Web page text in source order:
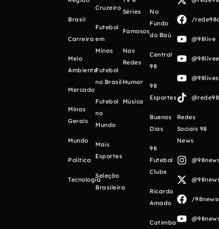
Brasil
Carreira
Meio
Ambiente
Mercado
Minas
Gerais
Mundo
Política
Tecnologia
Cruzeiro
Futebol
em
Minas
Futebol
no Brasil
Futebol
no
Mundo
Mais
Esportes
Seleção
Brasileira
Séries
Famosos
Nas
Redes
Humor
Música
No
Fundo
do Baú
Central
98
98
Esportes
Buenos
Días
98
Futebol
Clube
Ricardo
Amado
Catimba
/
@98live
Redes
Sociais 98
News
/